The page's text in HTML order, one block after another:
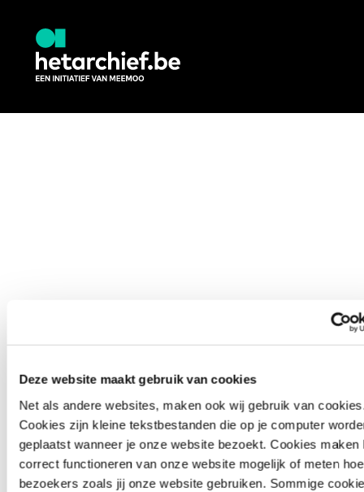
Deze website maakt gebruik van cookies
Net als andere websites, maken ook wij gebruik van
Cookies zijn kleine tekstbestanden die op je computer
geplaatst wanneer je onze website bezoekt. Cookies maken
correct functioneren van onze website mogelijk of meten hoe
bezoekers zoals jij onze website gebruiken. Sommige